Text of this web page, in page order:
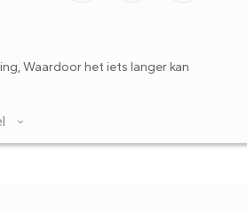
Waardoor het iets langer kan